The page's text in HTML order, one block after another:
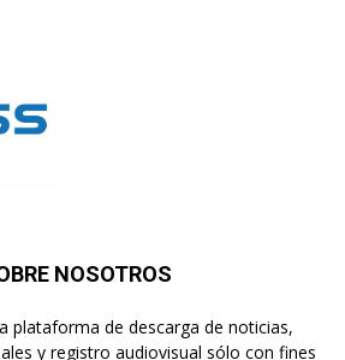
NOSOTROS
plataforma de descarga de noticias,
y registro audiovisual sólo con fines